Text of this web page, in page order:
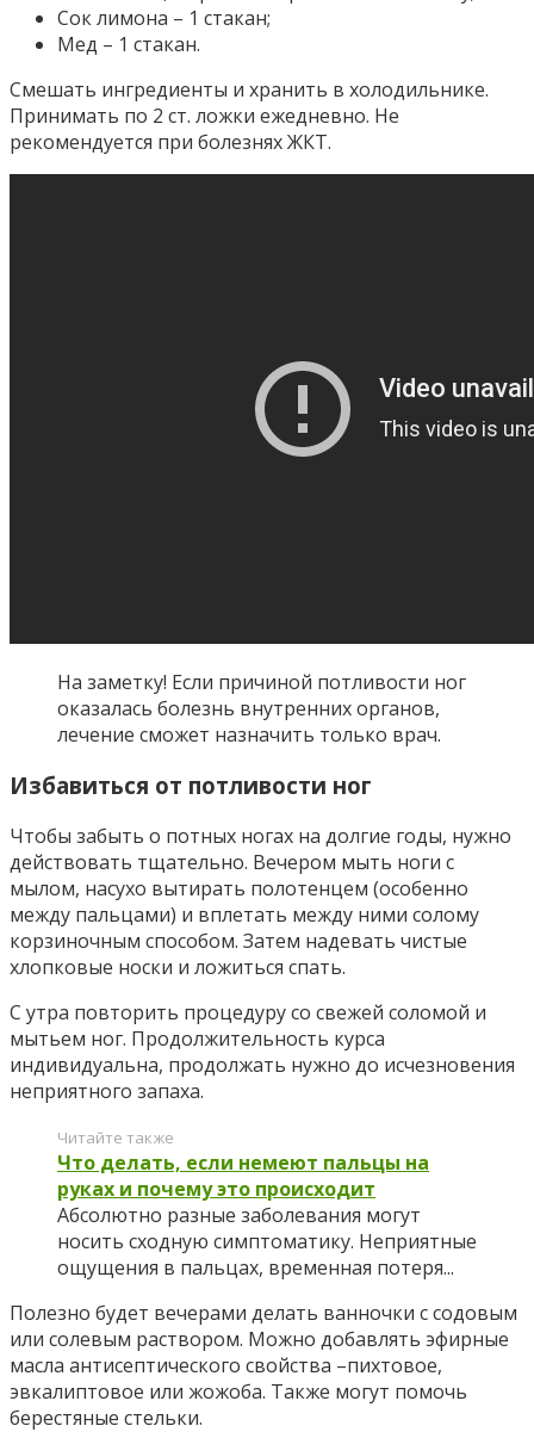
Сок лимона – 1 стакан;
Мед – 1 стакан.
Смешать ингредиенты и хранить в холодильнике.
Принимать по 2 ст. ложки ежедневно. Не
рекомендуется при болезнях ЖКТ.
На заметку! Если причиной потливости ног
оказалась болезнь внутренних органов,
лечение сможет назначить только врач.
Избавиться от потливости ног
Чтобы забыть о потных ногах на долгие годы, нужно
действовать тщательно. Вечером мыть ноги с
мылом, насухо вытирать полотенцем (особенно
между пальцами) и вплетать между ними солому
корзиночным способом. Затем надевать чистые
хлопковые носки и ложиться спать.
С утра повторить процедуру со свежей соломой и
мытьем ног. Продолжительность курса
индивидуальна, продолжать нужно до исчезновения
неприятного запаха.
Читайте также
Что делать, если немеют пальцы на
руках и почему это происходит
Абсолютно разные заболевания могут
носить сходную симптоматику. Неприятные
ощущения в пальцах, временная потеря...
Полезно будет вечерами делать ванночки с содовым
или солевым раствором. Можно добавлять эфирные
масла антисептического свойства –пихтовое,
эвкалиптовое или жожоба. Также могут помочь
берестяные стельки.